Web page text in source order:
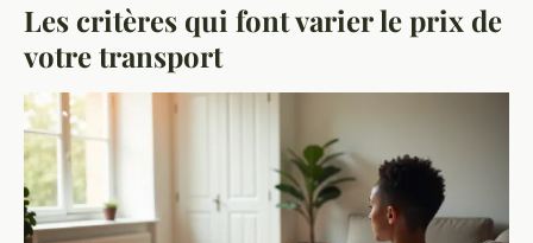
Les critères qui font varier le prix de
votre transport